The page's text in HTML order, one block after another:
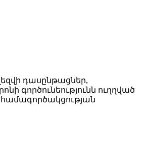
դասընթացներ,
գործունեությունն ուղղված